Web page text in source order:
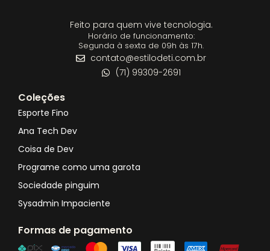
Feito para quem vive tecnologia.
Horário de funcionamento:
Segunda à sexta de 09h às 17h.
contato@estilodeti.com.br
(71) 99309-2691
Coleções
Esporte Fino
Ana Tech Dev
Coisa de Dev
Programe como uma garota
Sociedade pinguim
Sysadmin Impaciente
Formas de pagamento